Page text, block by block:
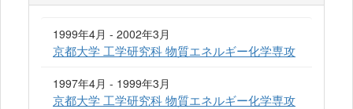
1999年4月 - 2002年3月
京都大学 工学研究科 物質エネルギー化学専攻
1997年4月 - 1999年3月
京都大学 工学研究科 物質エネルギー化学専攻